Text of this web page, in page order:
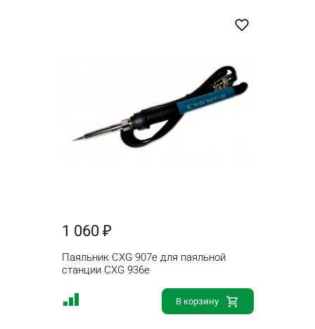
1 060 ₽
Паяльник CXG 907e для паяльной
станции CXG 936e
В корзину